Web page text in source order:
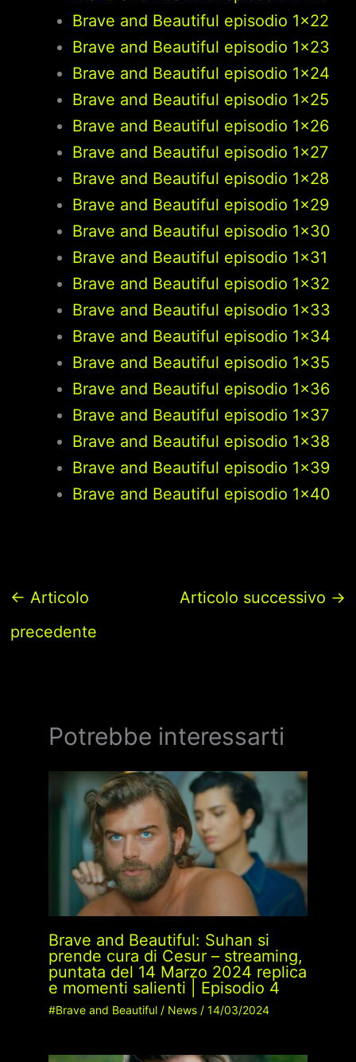
Brave and Beautiful episodio 1×22
Brave and Beautiful episodio 1×23
Brave and Beautiful episodio 1×24
Brave and Beautiful episodio 1×25
Brave and Beautiful episodio 1×26
Brave and Beautiful episodio 1×27
Brave and Beautiful episodio 1×28
Brave and Beautiful episodio 1×29
Brave and Beautiful episodio 1×30
Brave and Beautiful episodio 1×31
Brave and Beautiful episodio 1×32
Brave and Beautiful episodio 1×33
Brave and Beautiful episodio 1×34
Brave and Beautiful episodio 1×35
Brave and Beautiful episodio 1×36
Brave and Beautiful episodio 1×37
Brave and Beautiful episodio 1×38
Brave and Beautiful episodio 1×39
Brave and Beautiful episodio 1×40
← Articolo
precedente
Articolo successivo →
Potrebbe interessarti
Brave and Beautiful: Suhan si
prende cura di Cesur – streaming,
puntata del 14 Marzo 2024 replica
e momenti salienti | Episodio 4
#Brave and Beautiful/ News/ 14/03/2024